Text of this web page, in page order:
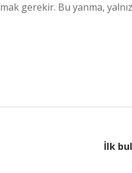
gerekir. Bu yanma,
İlk